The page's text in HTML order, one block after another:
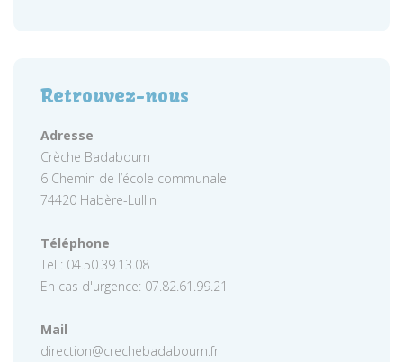
Retrouvez-nous
Adresse
Crèche Badaboum
6 Chemin de l’école communale
74420 Habère-Lullin
Téléphone
Tel : 04.50.39.13.08
En cas d'urgence: 07.82.61.99.21
Mail
direction@crechebadaboum.fr